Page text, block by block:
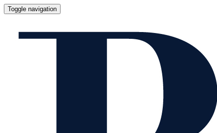
Toggle navigation